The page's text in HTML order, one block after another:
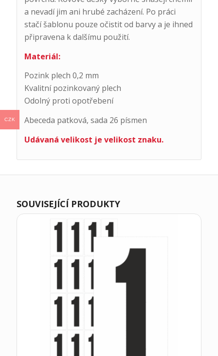
a nevadí jim ani hrubé zacházení. Po práci
stačí šablonu pouze očistit od barvy a je ihned
připravena k dalšímu použití.
Materiál:
Pozink plech 0,2 mm
Kvalitní pozinkovaný plech
Odolný proti opotřebení
Abeceda patková, sada 26 písmen
Udávaná velikost je velikost znaku.
SOUVISEJÍCÍ PRODUKTY
CZK